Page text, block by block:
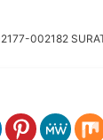
002182